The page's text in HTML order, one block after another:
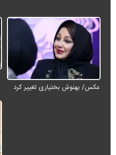
عکس/ بهنوش بختیاری تغییر کرد